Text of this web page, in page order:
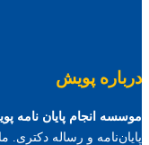
درباره پویش
موسسه انجام پایان نامه
پایان‌نامه و رساله